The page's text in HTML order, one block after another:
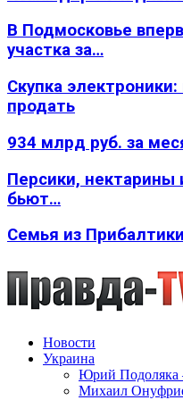
В Подмосковье
участка за…
Скупка
продать
934 млрд руб. за
Персики, нектарины
бьют…
Семья из
Новости
Украина
Юрий
Михаил